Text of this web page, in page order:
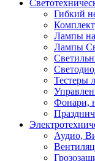
Гибкий
Лампы
Лампы
Тестеры
Фонари,
Аудио,